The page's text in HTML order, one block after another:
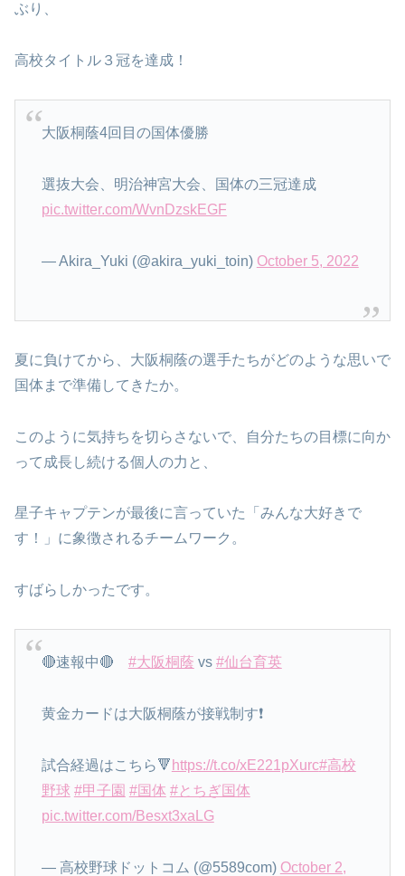
ぶり、
高校タイトル３冠を達成！
大阪桐蔭4回目の国体優勝
選抜大会、明治神宮大会、国体の三冠達成
pic.twitter.com/WvnDzskEGF
— Akira_Yuki (@akira_yuki_toin) October 5, 2022
夏に負けてから、大阪桐蔭の選手たちがどのような思いで
国体まで準備してきたか。
このように気持ちを切らさないで、自分たちの目標に向か
って成長し続ける個人の力と、
星子キャプテンが最後に言っていた「みんな大好きで
す！」に象徴されるチームワーク。
すばらしかったです。
🔴速報中🔴 #大阪桐蔭 vs #仙台育英
黄金カードは大阪桐蔭が接戦制す❗️
試合経過はこちら🔻 https://t.co/xE221pXurc#高校
野球 #甲子園 #国体 #とちぎ国体
pic.twitter.com/Besxt3xaLG
— 高校野球ドットコム (@5589com) October 2,